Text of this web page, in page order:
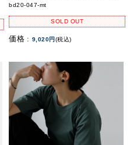
bd20-047-mt
SOLD OUT
価格 : 9,020円(税込)